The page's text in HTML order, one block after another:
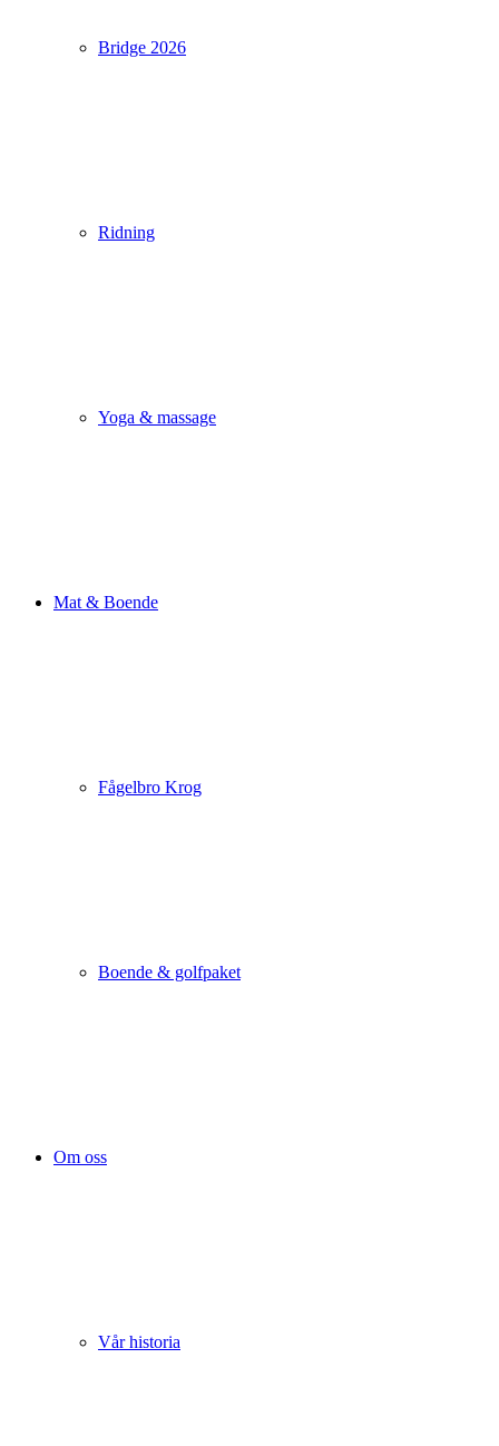
Bridge 2026
Ridning
Yoga & massage
Mat & Boende
Fågelbro Krog
Boende & golfpaket
Om oss
Vår historia